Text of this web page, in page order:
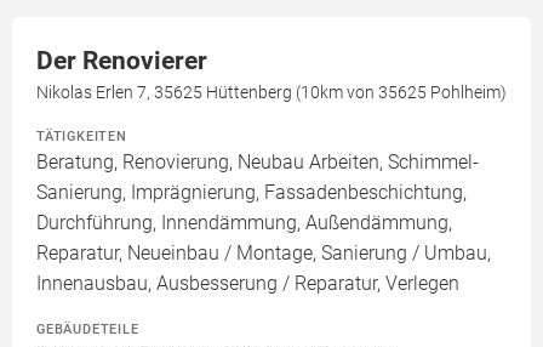
Der Renovierer
Nikolas Erlen 7, 35625 Hüttenberg (10km von 35625 Pohlheim)
TÄTIGKEITEN
Beratung, Renovierung, Neubau Arbeiten, Schimmel-
Sanierung, Imprägnierung, Fassadenbeschichtung,
Durchführung, Innendämmung, Außendämmung,
Reparatur, Neueinbau / Montage, Sanierung / Umbau,
Innenausbau, Ausbesserung / Reparatur, Verlegen
GEBÄUDETEILE